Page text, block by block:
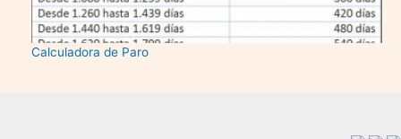
Calculadora de Paro